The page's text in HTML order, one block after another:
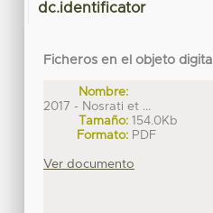
dc.identificator
Ficheros en el objeto digital
Nombre:
2017 - Nosrati et ...
Tamaño: 154.0Kb
Formato: PDF
Ver documento